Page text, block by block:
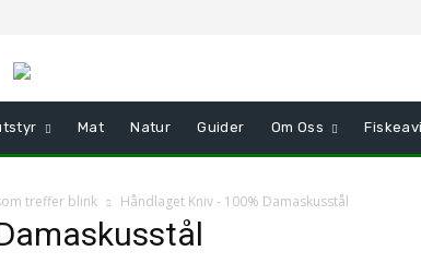
Mat Natur Guider Om Oss
treffer blink Håndlaget Kniv - 100% Damaskusstål